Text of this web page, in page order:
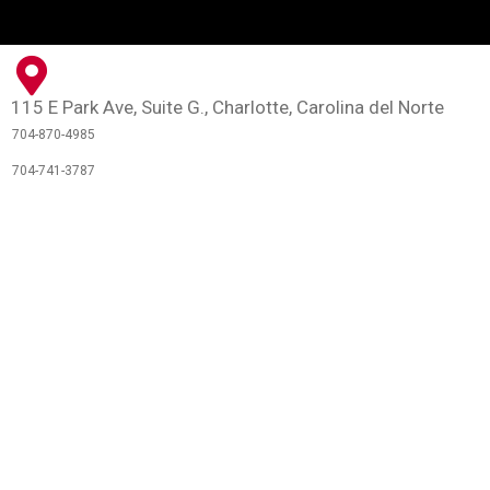
115 E Park Ave, Suite G., Charlotte, Carolina del Norte
704-870-4985
704-741-3787